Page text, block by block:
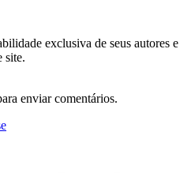
exclusiva de seus autores e
site.
enviar comentários.